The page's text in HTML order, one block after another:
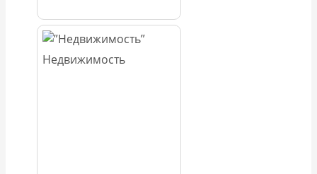
Недвижимость